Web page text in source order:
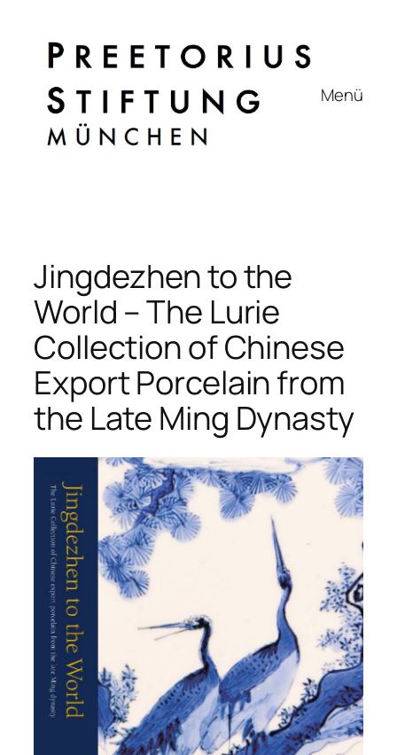
springen
Menü
Jingdezhen to the
World – The Lurie
Collection of Chinese
Export Porcelain from
the Late Ming Dynasty